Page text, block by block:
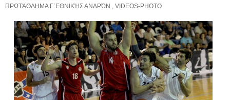
ΠΡΩΤΆΘΛΗΜΑ Γ΄ΕΘΝΙΚΉΣ ΑΝΔΡΏΝ , VIDEOS-PHOTO